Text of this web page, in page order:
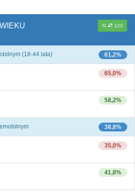
% 123
61,2%
(18-44 lata)
65,0%
58,2%
38,8%
35,0%
41,8%